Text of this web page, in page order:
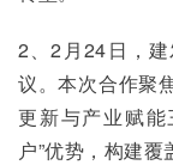
2、2月24日，
议。本次合作聚
更新与产业赋
户”优势，构建